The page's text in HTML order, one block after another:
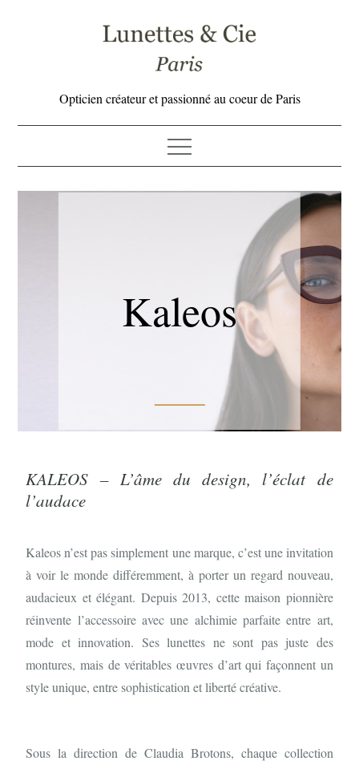
Opticien créateur et passionné au coeur de Paris
Kaleos
KALEOS – L’âme du design, l’éclat de
l’audace
Kaleos n’est pas simplement une marque, c’est une invitation
à voir le monde différemment, à porter un regard nouveau,
audacieux et élégant. Depuis 2013, cette maison pionnière
réinvente l’accessoire avec une alchimie parfaite entre art,
mode et innovation. Ses lunettes ne sont pas juste des
montures, mais de véritables œuvres d’art qui façonnent un
style unique, entre sophistication et liberté créative.
Sous la direction de Claudia Brotons, chaque collection